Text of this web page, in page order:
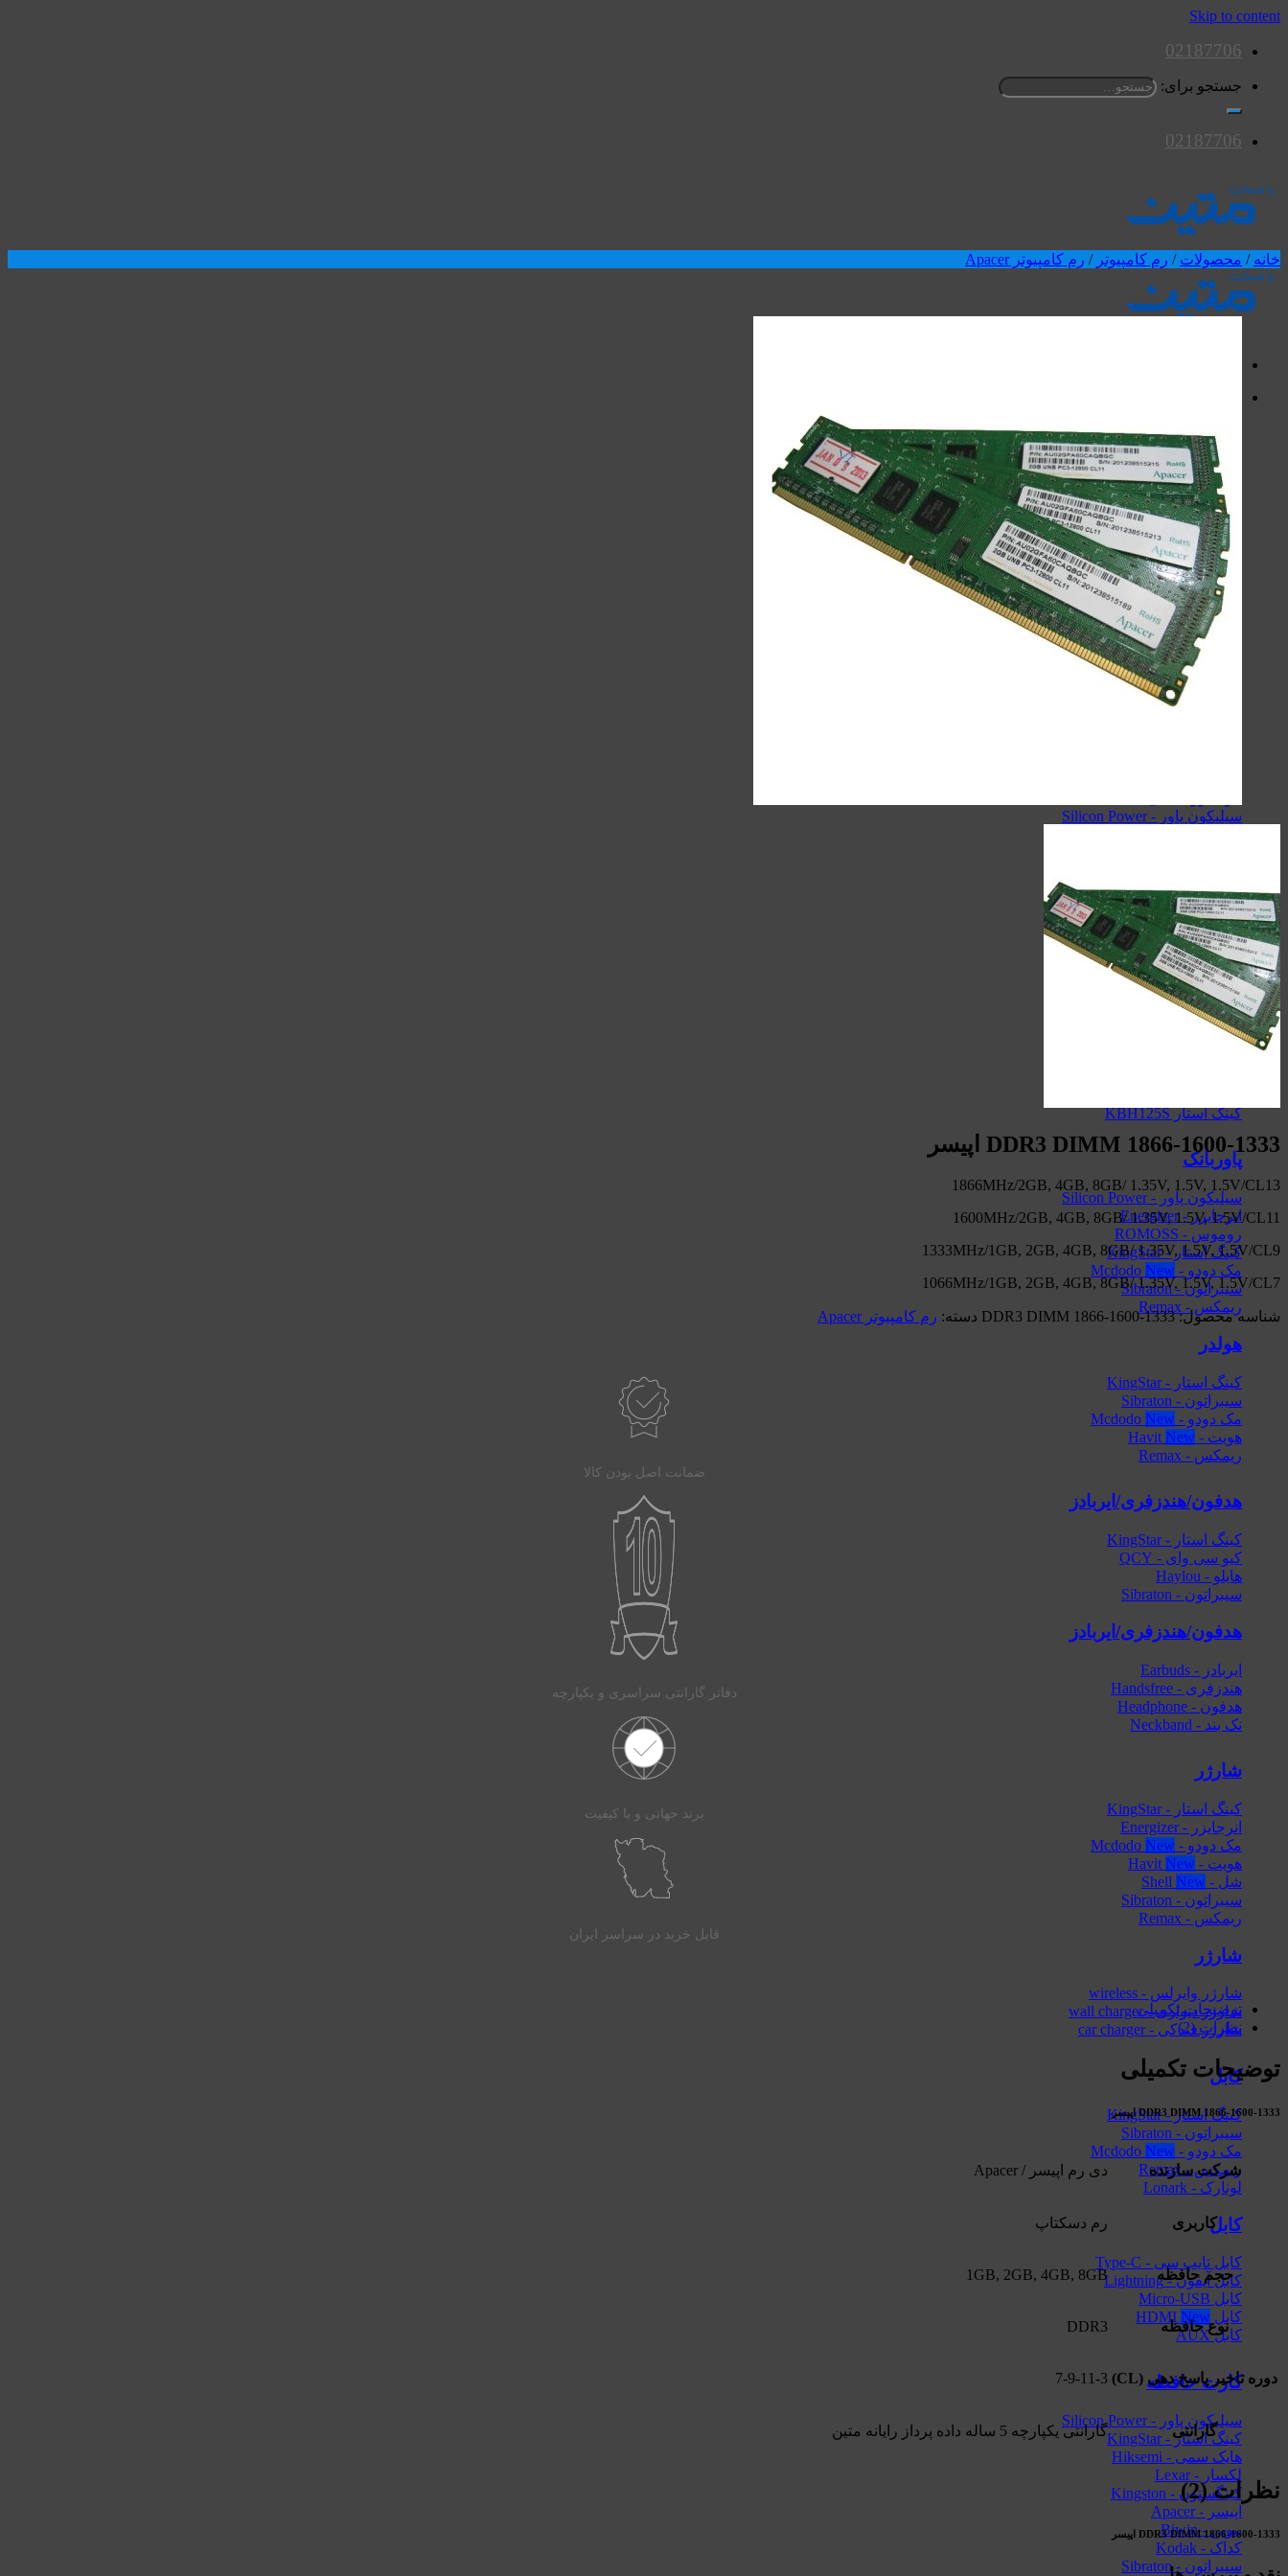
Skip to content
02187706
جستجو برای:
02187706
لوازم جانبی موبایل
لوازم جانبی کامپیوتر
حافظه‌ها
گجت‌ها، لوازم‌خانگی‌ و سفر
صنعتی
اسپیکر
کینگ استار - KingStar
سیبراتون - Sibraton
انرجایزر - Energizer
سیلیکون پاور - Silicon Power
هویت - Havit
ریمکس - Remax
سیلیکون پاور - Silicon Power
اسپیکرهای استند
کینگ استار - KingStar
سیبراتون - Sibraton
انرجایزر - Energizer
سیلیکون پاور - Silicon Power
هدفون-اسپیکر
کینگ استار KBH125S
پاوربانک
سیلیکون پاور - Silicon Power
انرجایزر - Energizer
روموس - ROMOSS
کینگ استار - KingStar
مک دودو - Mcdodo
سیبراتون - Sibraton
ریمکس - Remax
هولدر
کینگ استار - KingStar
سیبراتون - Sibraton
مک دودو - Mcdodo
هویت - Havit
ریمکس - Remax
هدفون/هندزفری/ایربادز
کینگ استار - KingStar
کیو سی وای - QCY
هایلو - Haylou
سیبراتون - Sibraton
هدفون/هندزفری/ایربادز
ایربادز - Earbuds
هندزفری - Handsfree
هدفون - Headphone
نک بند - Neckband
شارژر
کینگ استار - KingStar
انرجایزر - Energizer
مک دودو - Mcdodo
هویت - Havit
شل - Shell
سیبراتون - Sibraton
ریمکس - Remax
شارژر
شارژر وایرلس - wireless
شارژر دیواری - wall charger
شارژر فندکی - car charger
کابل
کینگ استار - KingStar
سیبراتون - Sibraton
مک دودو - Mcdodo
ریمکس - Remax
لونارک - Lonark
کابل
کابل تایپ سی - Type-C
کابل آیفون - Lightning
کابل Micro-USB
کابل HDMI
کابل AUX
کارت حافظه
سیلیکون پاور - Silicon Power
کینگ استار - KingStar
هایک‌ سمی - Hiksemi
لکسار - Lexar
کینگستون - Kingston
اپیسر - Apacer
بیوین - Biwin
کداک - Kodak
سیبراتون - Sibraton
خانه / محصولات / رم کامپیوتر / رم کامپیوتر Apacer
DDR3 DIMM 1866-1600-1333 اپیسر
1866MHz/2GB, 4GB, 8GB/ 1.35V, 1.5V, 1.5V/CL13
1600MHz/2GB, 4GB, 8GB/ 1.35V, 1.5V, 1.5V/CL11
1333MHz/1GB, 2GB, 4GB, 8GB/ 1.35V, 1.5V, 1.5V/CL9
1066MHz/1GB, 2GB, 4GB, 8GB/ 1.35V, 1.5V, 1.5V/CL7
شناسه محصول:DDR3 DIMM 1866-1600-1333 دسته: رم کامپیوتر Apacer
ضمانت اصل بودن کالا
دفاتر گارانتی سراسری و یکپارچه
برند جهانی و با کیفیت
قابل خرید در سراسر ایران
توضیحات تکمیلی
نظرات (2)
توضیحات تکمیلی
DDR3 DIMM 1866-1600-1333 اپیسر
شرکت سازنده دی رم اپیسر / Apacer
کاربری رم دسکتاپ
حجم حافظه 1GB, 2GB, 4GB, 8GB
نوع حافظه DDR3
دوره تاخیر پاسخ دهی (CL) 7-9-11-3
گارانتی گارانتی یکپارچه 5 ساله داده پرداز رایانه متین
نظرات (2)
DDR3 DIMM 1866-1600-1333 اپیسر